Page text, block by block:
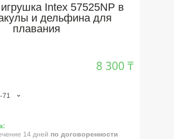
Intex 57525NP в
и дельфина для
плавания
8 300 ₸
14 дней по договоренности